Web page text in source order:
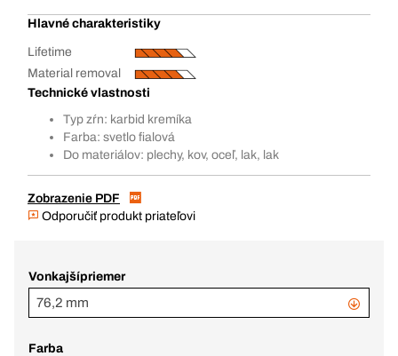
Hlavné charakteristiky
Lifetime
Material removal
Technické vlastnosti
Typ zŕn: karbid kremíka
Farba: svetlo fialová
Do materiálov: plechy, kov, oceľ, lak, lak
Zobrazenie PDF
Odporučiť produkt priateľovi
Vonkajšípriemer
76,2 mm
Farba